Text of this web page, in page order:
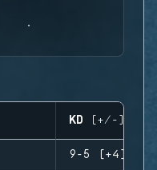
KD (+/-)
9-5 (+4)